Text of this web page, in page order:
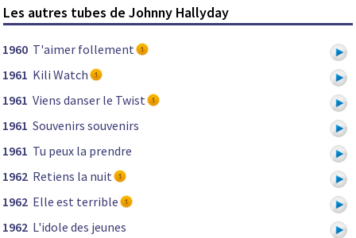
Les autres tubes de Johnny Hallyday
1960 T'aimer follement
1961 Kili Watch
1961 Viens danser le Twist
1961 Souvenirs souvenirs
1961 Tu peux la prendre
1962 Retiens la nuit
1962 Elle est terrible
1962 L'idole des jeunes